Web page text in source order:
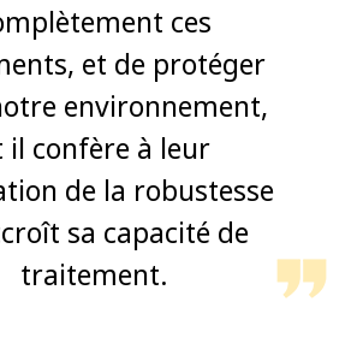
ces
et de protéger
environnement,
il confère à leur
de la robustesse
sa capacité de
traitement.